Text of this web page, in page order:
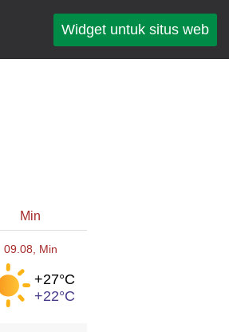
Widget untuk situs web
Min
09.08 , Min
+27°C
+22°C